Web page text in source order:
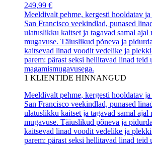
249,99 €
Meeldivalt pehme, kergesti hooldatav
San Francisco veekindlad, punased
ulatuslikku kaitset ja tagavad samal ajal
mugavuse. Täiuslikud põneva ja
kaitsevad linad voodit vedelike ja
parem: pärast seksi hellitavad linad teid
magamismugavusega.
1 KLIENTIDE HINNANGUD
Meeldivalt pehme, kergesti hooldatav
San Francisco veekindlad, punased
ulatuslikku kaitset ja tagavad samal ajal
mugavuse. Täiuslikud põneva ja
kaitsevad linad voodit vedelike ja
parem: pärast seksi hellitavad linad teid